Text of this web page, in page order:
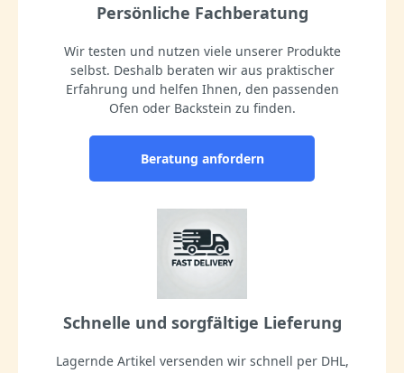
Persönliche Fachberatung
Wir testen und nutzen viele unserer Produkte
selbst. Deshalb beraten wir aus praktischer
Erfahrung und helfen Ihnen, den passenden
Ofen oder Backstein zu finden.
Beratung anfordern
Schnelle und sorgfältige Lieferung
Lagernde Artikel versenden wir schnell per DHL,